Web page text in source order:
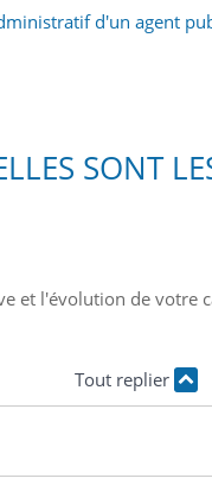
d'un agent
SONT
et l'évolution de votre
Tout replier